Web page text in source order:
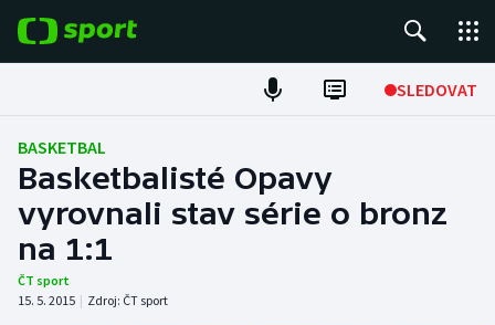
SLEDOVAT
ME v atletice
ME v plavání
Fotbal
Hokej
BASKETBAL
Basketbalisté Opavy
vyrovnali stav série o bronz
na 1:1
ČT sport
15. 5. 2015 | Zdroj: ČT sport